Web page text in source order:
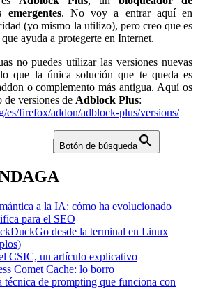
. No voy a entrar aquí en
(yo mismo la utilizo), pero creo que es
ayuda a protegerte en Internet.
no puedes utilizar las versiones nuevas
que la única solución que te queda es
o complemento más antigua. Aquí os
versiones de Adblock Plus:
es/firefox/addon/adblock-plus/versions/
Botón de búsqueda
a la IA: cómo ha evolucionado
para el SEO
desde la terminal en Linux
CSIC, un artículo explicativo
Comet Cache: lo borro
técnica de prompting que funciona con